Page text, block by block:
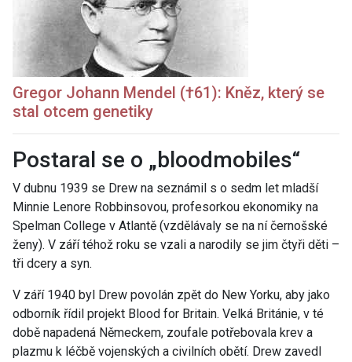
Gregor Johann Mendel (†61): Kněz, který se
stal otcem genetiky
Postaral se o „bloodmobiles“
V dubnu 1939 se Drew na seznámil s o sedm let mladší
Minnie Lenore Robbinsovou, profesorkou ekonomiky na
Spelman College v Atlantě (vzdělávaly se na ní černošské
ženy). V září téhož roku se vzali a narodily se jim čtyři děti –
tři dcery a syn.
V září 1940 byl Drew povolán zpět do New Yorku, aby jako
odborník řídil projekt Blood for Britain. Velká Británie, v té
době napadená Německem, zoufale potřebovala krev a
plazmu k léčbě vojenských a civilních obětí. Drew zavedl